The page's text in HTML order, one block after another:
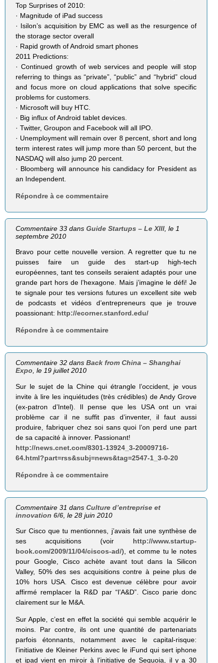
Top Surprises of 2010:
· Magnitude of iPad success
· Isilon’s acquisition by EMC as well as the resurgence of
the storage sector overall
· Rapid growth of Android smart phones
2011 Predictions:
· Continued growth of web services and people will stop
referring to things as “private”, “public” and “hybrid” cloud
and focus more on cloud applications that solve specific
problems for customers.
· Microsoft will buy HTC.
· Big influx of Android tablet devices.
· Twitter, Groupon and Facebook will all IPO.
· Unemployment will remain over 8 percent, short and long
term interest rates will jump more than 50 percent, but the
NASDAQ will also jump 20 percent.
· Bloomberg will announce his candidacy for President as
an Independent.
Répondre à ce commentaire
Commentaire 33 dansGuide Startups – Le XIII, le 1
septembre 2010
Bravo pour cette nouvelle version. A regretter que tu ne
puisses faire un guide des start-up high-tech
européennes, tant tes conseils seraient adaptés pour une
grande part hors de l’hexagone. Mais j’imagine le défi! Je
te signale pour tes versions futures un excellent site web
de podcasts et vidéos d’entrepreneurs que je trouve
poassionant: http://ecorner.stanford.edu/
Répondre à ce commentaire
Commentaire 32 dansBack from China – Shanghai
Expo, le 19 juillet 2010
Sur le sujet de la Chine qui étrangle l’occident, je vous
invite à lire les inquiétudes (très crédibles) de Andy Grove
(ex-patron d’Intel). Il pense que les USA ont un vrai
problème car il ne suffit pas d’inventer, il faut aussi
produire, fabriquer chez soi sans quoi l’on perd une part
de sa capacité à innover. Passionant!
http://news.cnet.com/8301-13924_3-20009716-
64.html?part=rss&subj=news&tag=2547-1_3-0-20
Répondre à ce commentaire
Commentaire 31 dansCulture d’entreprise et
innovation 6/6 , le 28 juin 2010
Sur Cisco que tu mentionnes, j’avais fait une synthèse de
ses acquisitions (voir http://www.startup-
book.com/2009/11/04/ciscos-ad/), et comme tu le notes
pour Google, Cisco achète avant tout dans la Silicon
Valley, 50% des ses acquisitions contre à peine plus de
10% hors USA. Cisco est devenue célèbre pour avoir
affirmé remplacer la R&D par “l’A&D”. Cisco parie donc
clairement sur le M&A.
Sur Apple, c’est en effet la société qui semble acquérir le
moins. Par contre, ils ont une quantité de partenariats
parfois étonnants, notamment avec le capital-risque:
l’initiative de Kleiner Perkins avec le iFund qui sert iphone
et ipad vient en miroir à l’initiative de Sequoia, il y a 30